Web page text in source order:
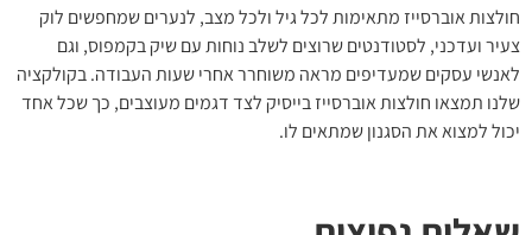
חולצות אוברסייז מתאימות לכל גיל ולכל מצב, לנערים שמחפשים לוק
צעיר ועדכני, לסטודנטים שרוצים לשלב נוחות עם שיק בקמפוס, וגם
לאנשי עסקים שמעדיפים מראה משוחרר אחרי שעות העבודה. בקולקציה
שלנו תמצאו חולצות אוברסייז בייסיק לצד דגמים מעוצבים, כך שכל אחד
יכול למצוא את הסגנון שמתאים לו.